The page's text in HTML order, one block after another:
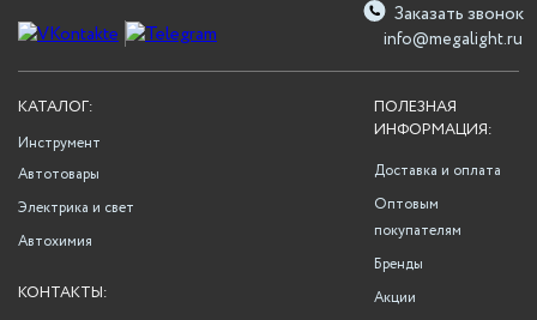
info@megalight.ru
Заказать звонок
ПОЛЕЗНАЯ
ИНФОРМАЦИЯ:
Доставка и оплата
Оптовым
покупателям
Бренды
Акции
КАТАЛОГ:
Инструмент
Автотовары
Электрика и свет
Автохимия
КОНТАКТЫ: